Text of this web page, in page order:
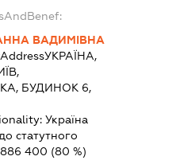
ВАДИМІВНА
УКРАЇНА,
БУДИНОК 6,
Україна
статутного
400 (80 %)